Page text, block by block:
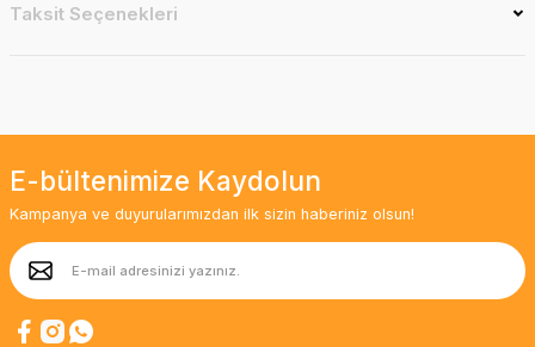
Taksit Seçenekleri
E-bültenimize Kaydolun
Kampanya ve duyurularımızdan ilk sizin haberiniz olsun!